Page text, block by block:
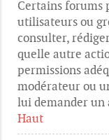
Certains forums
utilisateurs ou
consulter,
quelle autre
permissions
modérateur ou
lui demander un
Haut